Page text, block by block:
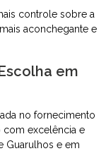
controle sobre a
aconchegante e
em
no fornecimento
com excelência e
Guarulhos e em